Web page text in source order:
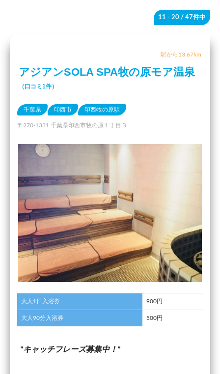
11 - 20 / 47件中
駅から13.67km
アジアンSOLA SPA牧の原モア温泉
（口コミ1件）
千葉県 印西市 印西牧の原駅
〒270-1331 千葉県印西市牧の原１丁目３
大人1日入浴券 900円
大人90分入浴券 500円
キャッチフレーズ募集中！